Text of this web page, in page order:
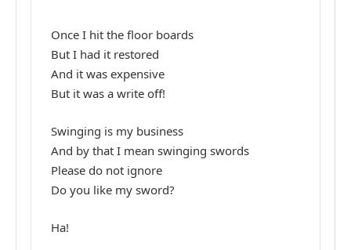
Once I hit the floor boards
But I had it restored
And it was expensive
But it was a write off!
Swinging is my business
And by that I mean swinging swords
Please do not ignore
Do you like my sword?
Ha!